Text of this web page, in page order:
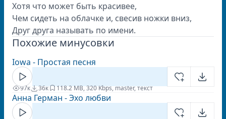
Хотя что может быть кpасивее,
Чем сидеть на облачке и, свесив ножки вниз,
Дpyг дpyга называть по имени.
Похожие минусовки
Iowa - Простая песня
97к 36к 118.2 MB, 320 Kbps, master, текст
Анна Герман - Эхо любви